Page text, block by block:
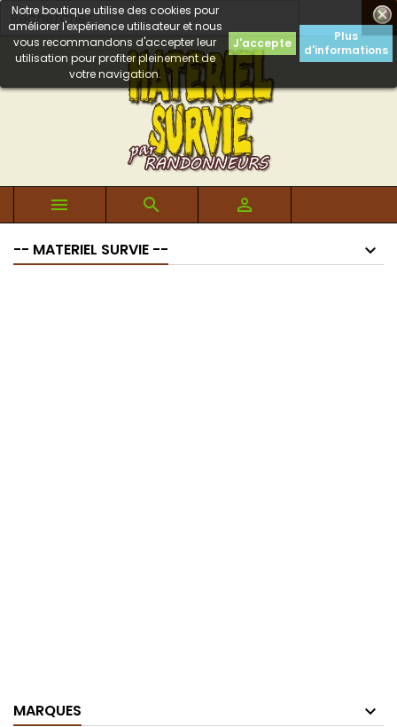

Notre boutique utilise des cookies pour
améliorer l'expérience utilisateur et nous
vous recommandons d'accepter leur
utilisation pour profiter pleinement de
votre navigation.
J'accepte
Plus
d'informations
  
-- MATERIEL SURVIE --
MARQUES